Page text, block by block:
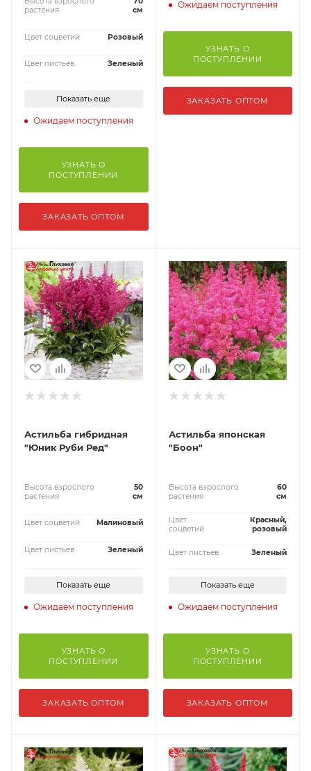
растения
см
Цвет соцветий Розовый
Цвет листьев Зеленый
Показать еще
Ожидаем поступления
УЗНАТЬ О
ПОСТУПЛЕНИИ
ЗАКАЗАТЬ ОПТОМ
Ожидаем поступления
УЗНАТЬ О
ПОСТУПЛЕНИИ
ЗАКАЗАТЬ ОПТОМ
Астильба гибридная
"Юник Руби Ред"
Высота взрослого
растения
50
см
Цвет соцветий Малиновый
Цвет листьев Зеленый
Показать еще
Ожидаем поступления
УЗНАТЬ О
ПОСТУПЛЕНИИ
ЗАКАЗАТЬ ОПТОМ
Астильба японская
"Боон"
Высота взрослого
растения
60
см
Цвет
соцветий
Красный,
розовый
Цвет листьев Зеленый
Показать еще
Ожидаем поступления
УЗНАТЬ О
ПОСТУПЛЕНИИ
ЗАКАЗАТЬ ОПТОМ